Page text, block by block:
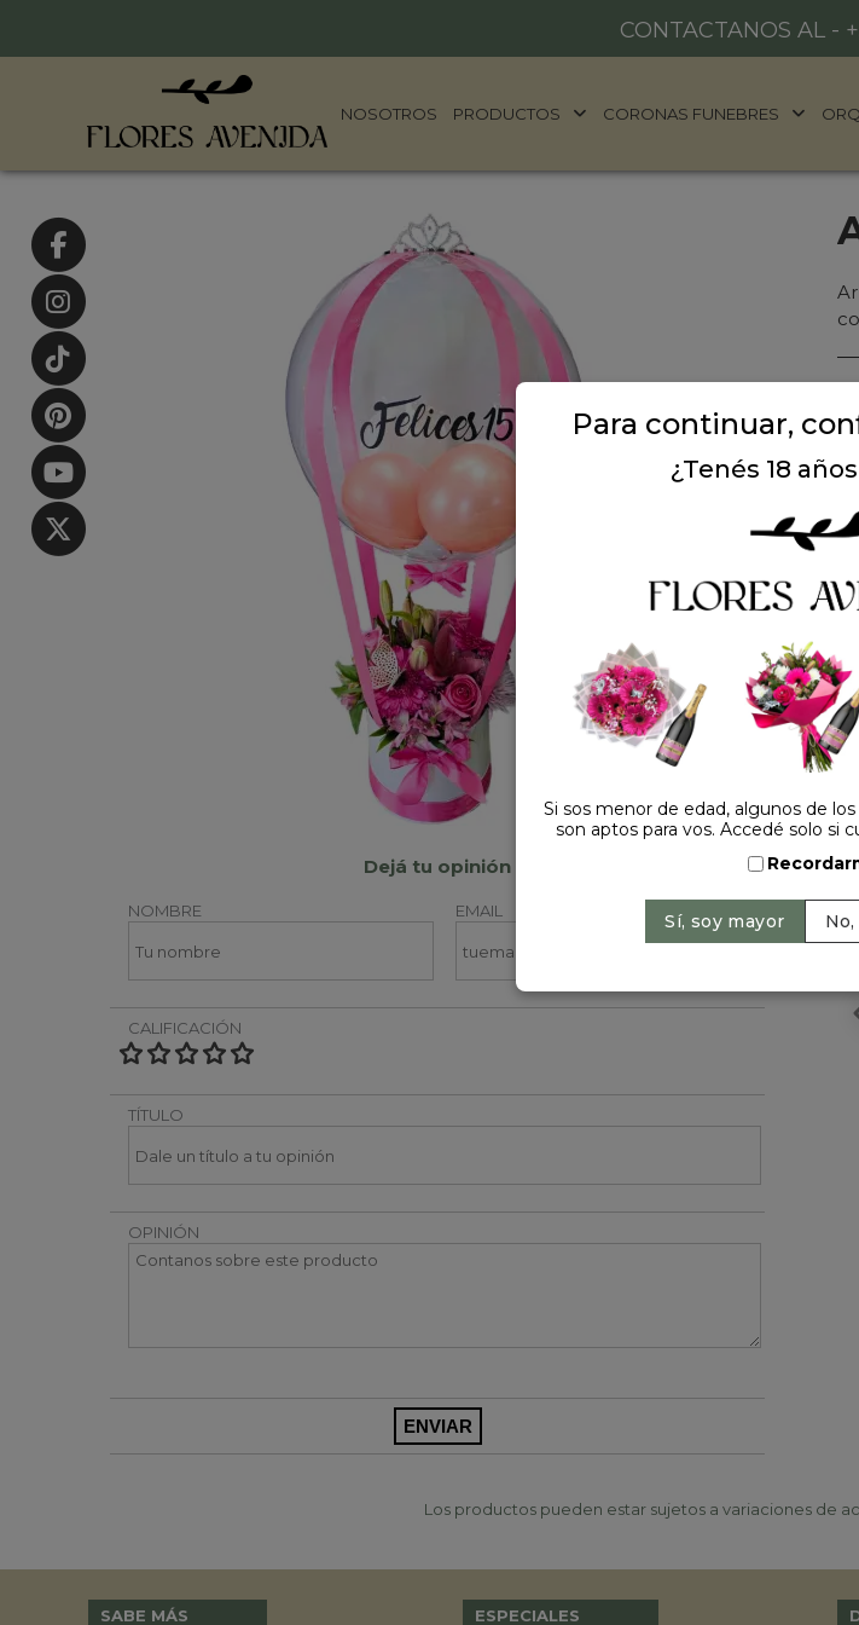
CONTACTANOS AL -
NOSOTROS PRODUCTOS CORONAS FUNEBRES
Dejá tu opinión
NOMBRE EMAIL
CALIFICACIÓN
TÍTULO
OPINIÓN
Los productos pueden estar sujetos a variaciones de
SABE MÁS ESPECIALES
Para continuar,
¿Tenés 18
Si sos menor de edad, algunos de
son aptos para vos. Accedé solo si